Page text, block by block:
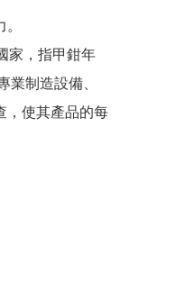
家，指甲鉗年
業制造設備、
，使其產品的每